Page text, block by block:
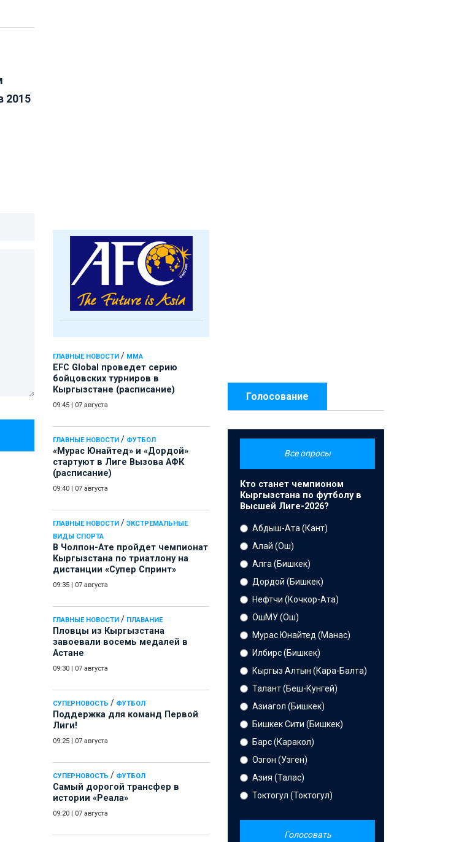
ГЛАВНЫЕ НОВОСТИ / ММА
EFC Global проведет серию
бойцовских турниров в
Кыргызстане (расписание)
09:45 07 августа
ГЛАВНЫЕ НОВОСТИ / ФУТБОЛ
«Мурас Юнайтед» и «Дордой»
стартуют в Лиге Вызова АФК
(расписание)
09:40 07 августа
ГЛАВНЫЕ НОВОСТИ / ЭКСТРЕМАЛЬНЫЕ
ВИДЫ СПОРТА
В Чолпон-Ате пройдет чемпионат
Кыргызстана по триатлону на
дистанции «Супер Спринт»
09:35 07 августа
ГЛАВНЫЕ НОВОСТИ / ПЛАВАНИЕ
Пловцы из Кыргызстана
завоевали восемь медалей в
Астане
09:30 07 августа
СУПЕРНОВОСТЬ / ФУТБОЛ
Поддержка для команд Первой
Лиги!
09:25 07 августа
СУПЕРНОВОСТЬ / ФУТБОЛ
Самый дорогой трансфер в
истории «Реала»
09:20 07 августа
2015
Голосование
Все опросы
Кто станет чемпионом
Кыргызстана по футболу в
Высшей Лиге-2026?
Абдыш-Ата (Кант)
Алай (Ош)
Алга (Бишкек)
Дордой (Бишкек)
Нефтчи (Кочкор-Ата)
ОшМУ (Ош)
Мурас Юнайтед (Манас)
Илбирс (Бишкек)
Кыргыз Алтын (Кара-Балта)
Талант (Беш-Кунгей)
Азиагол (Бишкек)
Бишкек Сити (Бишкек)
Барс (Каракол)
Озгон (Узген)
Азия (Талас)
Токтогул (Токтогул)
Голосовать